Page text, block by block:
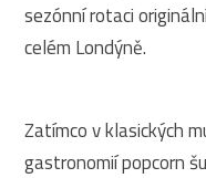
sezónní rotaci
celém Londýně.
Zatímco v klasických
gastronomií popcorn